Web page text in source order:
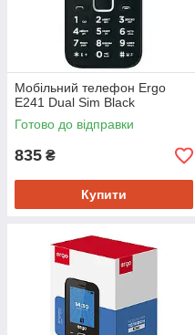
Мобiльний телефон Ergo
E241 Dual Sim Black
Готово до відправки
835 ₴
Купити